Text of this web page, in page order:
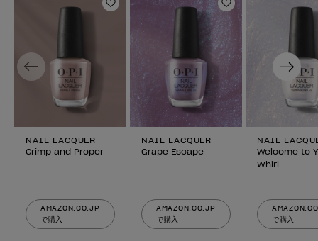
ほしいものリストに追加
NAIL LACQUER
Crimp and Proper
AMAZON.CO.JP
で購入
ほしいものリス
NAIL LACQUER
Grape Escape
AMAZON.CO.JP
で購入
NAIL
Welcome to
Whirl
で購入
Previous Next